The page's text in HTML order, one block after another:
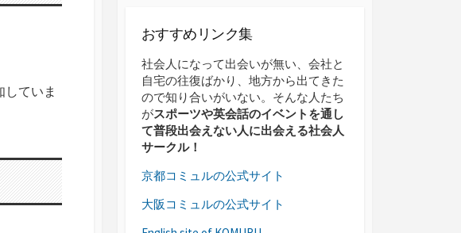
ていま
おすすめリンク集
社会人になって出会いが無い、会社と
自宅の往復ばかり、地方から出てきた
ので知り合いがいない。そんな人たち
がスポーツや英会話のイベントを通し
て普段出会えない人に出会える社会人
サークル！
京都コミュルの公式サイト
大阪コミュルの公式サイト